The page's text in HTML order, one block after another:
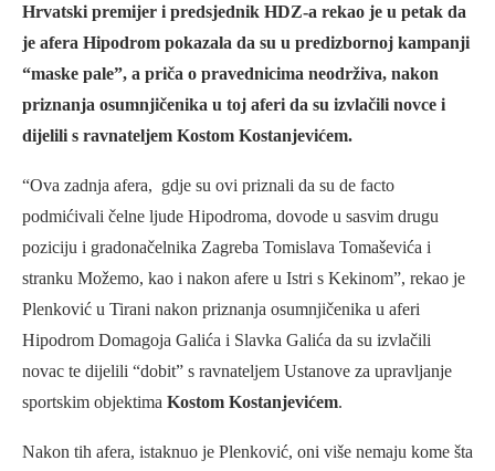
Hrvatski premijer i predsjednik HDZ-a rekao je u petak da
je afera Hipodrom pokazala da su u predizbornoj kampanji
“maske pale”, a priča o pravednicima neodrživa, nakon
priznanja osumnjičenika u toj aferi da su izvlačili novce i
dijelili s ravnateljem Kostom Kostanjevićem.
“Ova zadnja afera, gdje su ovi priznali da su de facto
podmićivali čelne ljude Hipodroma, dovode u sasvim drugu
poziciju i gradonačelnika Zagreba Tomislava Tomaševića i
stranku Možemo, kao i nakon afere u Istri s Kekinom”, rekao je
Plenković u Tirani nakon priznanja osumnjičenika u aferi
Hipodrom Domagoja Galića i Slavka Galića da su izvlačili
novac te dijelili “dobit” s ravnateljem Ustanove za upravljanje
sportskim objektima Kostom Kostanjevićem.
Nakon tih afera, istaknuo je Plenković, oni više nemaju kome šta